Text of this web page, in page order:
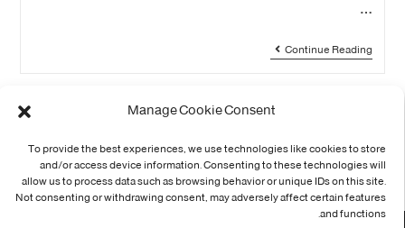
Manage Cookie Consent
To provide the best experiences, we use technologies like cookies to store
and/or access device information. Consenting to these technologies will
allow us to process data such as browsing behavior or unique IDs on this site.
Not consenting or withdrawing consent, may adversely affect certain features
and functions.
…
Continue Reading
…
3
4
5
8
9
…
46